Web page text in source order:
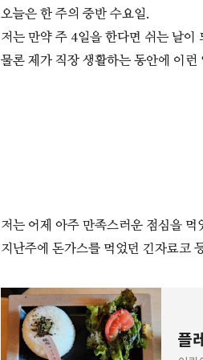
오늘은 한 주의 중반 수요일.
저는 만약 주 4일을 한다면 쉬는 날
물론 제가 직장 생활하는 동안에 이
저는 어제 아주 만족스러운 점심을 먹
지난주에 돈가스를 먹었던 긴자료코